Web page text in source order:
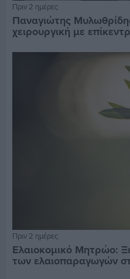
Πριν 2 ημέρες
Παναγιώτης
χειρουργική με
Πριν 2 ημέρες
Ελαιοκομικό Μητρώο:
των ελαιοπαραγωγών